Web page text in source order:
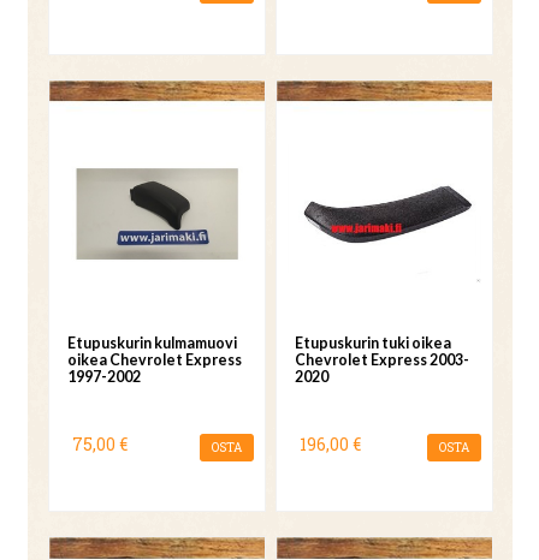
Etupuskurin kulmamuovi
oikea Chevrolet Express
1997-2002
75,00 € OSTA
Etupuskurin tuki oikea
Chevrolet Express 2003-
2020
196,00 € OSTA